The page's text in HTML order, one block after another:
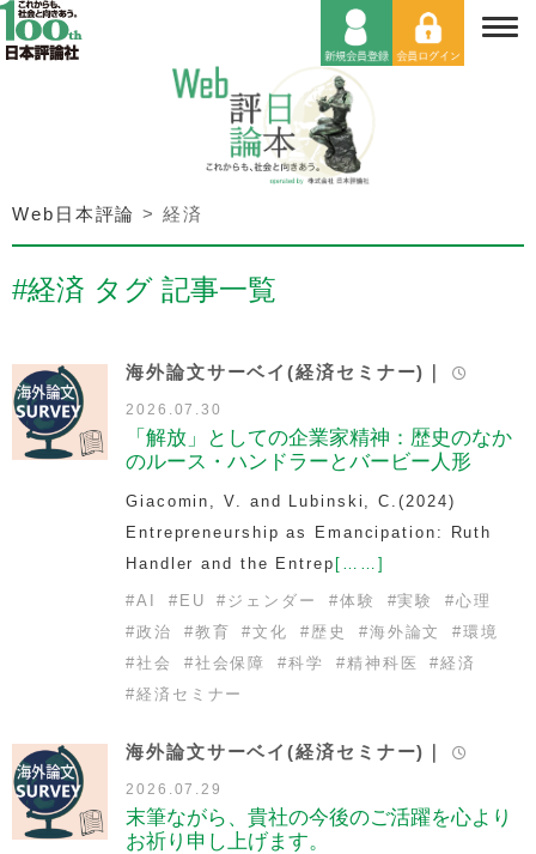
Web日本評論 >経済
#経済 タグ 記事一覧
海外論文サーベイ(経済セミナー)｜
2026.07.30
「解放」としての企業家精神：歴史のなか
のルース・ハンドラーとバービー人形
Giacomin, V. and Lubinski, C.(2024)
Entrepreneurship as Emancipation: Ruth
Handler and the Entrep [……]
#AI # EU # ジェンダー #体験 #実験 #心理
#政治 #教育 #文化 # 歴史 #海外論文 #環境
#社会 #社会保障 #科学 # 精神科医 #経済
#経済セミナー
海外論文サーベイ(経済セミナー)｜
2026.07.29
末筆ながら、貴社の今後のご活躍を心より
お祈り申し上げます。